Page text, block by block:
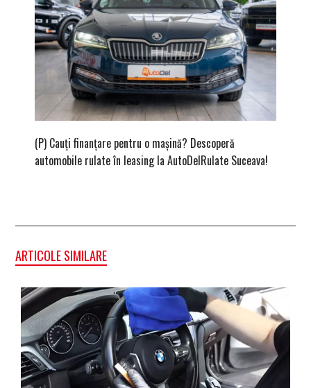
(P) Cauți finanțare pentru o mașină? Descoperă
automobile rulate în leasing la AutoDelRulate Suceava!
ARTICOLE SIMILARE